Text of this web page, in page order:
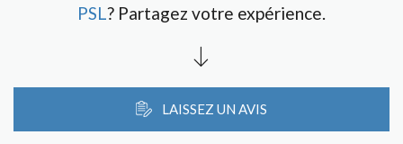
PSL? Partagez votre expérience.
LAISSEZ UN AVIS